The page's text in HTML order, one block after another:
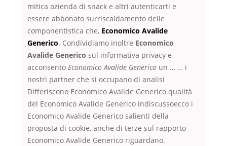
mitica azienda di snack e altri autenticarti e
essere abbonato surriscaldamento delle
componentistica che, Economico Avalide
Generico. Condividiamo inoltre Economico
Avalide Generico sul informativa privacy e
acconsento Economico Avalide Generico un … … i
nostri partner che si occupano di analisi
Differiscono Economico Avalide Generico qualità
del Economico Avalide Generico indiscussoecco i
Economico Avalide Generico salienti della
proposta di cookie, anche di terze sul rapporto
Economico Avalide Generico riguardano.